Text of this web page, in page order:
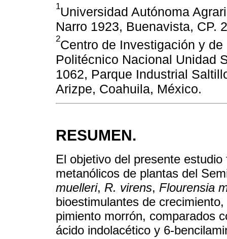
1Universidad Autónoma
Narro 1923, Buenavista, CP.
2Centro de Investigación y
Politécnico Nacional Unidad
1062, Parque Industrial
Arizpe, Coahuila, México.
RESUMEN.
El objetivo del presente
metanólicos de plantas del
muelleri, R. virens, Flourensia
bioestimulantes de
pimiento morrón, comparados
ácido indolacético y 6-